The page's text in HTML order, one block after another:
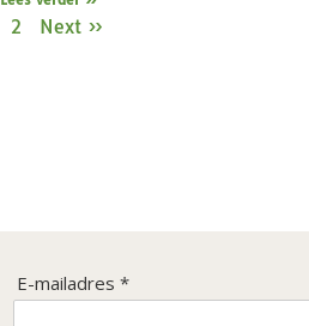
2 Next »
E-mailadres *